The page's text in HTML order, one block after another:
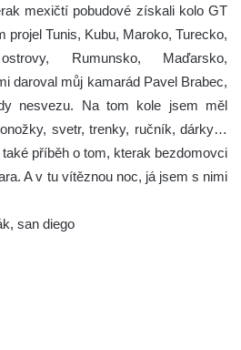
mexičtí pobudové získali kolo GT
projel Tunis, Kubu, Maroko, Turecko,
Rumunsko, Maďarsko,
daroval můj kamarád Pavel Brabec,
nesvezu. Na tom kole jsem měl
svetr, trenky, ručník, dárky…
příběh o tom, kterak bezdomovci
A v tu vítěznou noc, já jsem s nimi
san diego